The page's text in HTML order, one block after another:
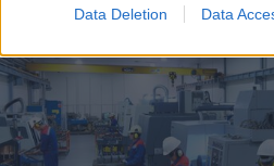
Data Deletion Data